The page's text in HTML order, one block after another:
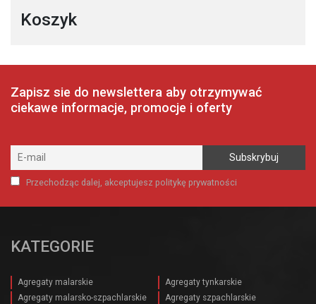
Koszyk
Zapisz sie do newslettera aby otrzymywać
ciekawe informacje, promocje i oferty
Przechodząc dalej, akceptujesz politykę prywatności
KATEGORIE
Agregaty malarskie
Agregaty tynkarskie
Agregaty malarsko-szpachlarskie
Agregaty szpachlarskie